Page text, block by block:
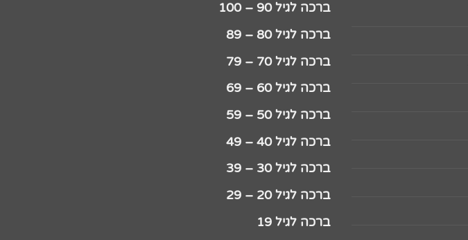
ברכה לגיל 90 – 100
ברכה לגיל 80 – 89
ברכה לגיל 70 – 79
ברכה לגיל 60 – 69
ברכה לגיל 50 – 59
ברכה לגיל 40 – 49
ברכה לגיל 30 – 39
ברכה לגיל 20 – 29
ברכה לגיל 19